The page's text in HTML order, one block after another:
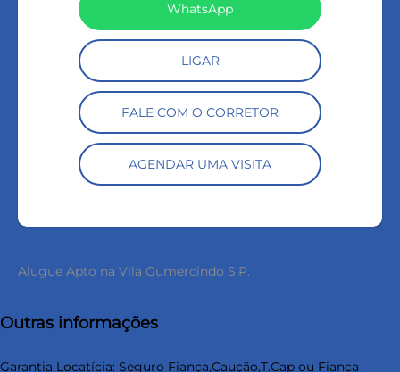
WhatsApp
LIGAR
FALE COM O CORRETOR
AGENDAR UMA VISITA
Alugue Apto na Vila Gumercindo S.P.
Outras informações
Garantia Locatícia: Seguro Fiança,Caução,T.Cap ou Fiança